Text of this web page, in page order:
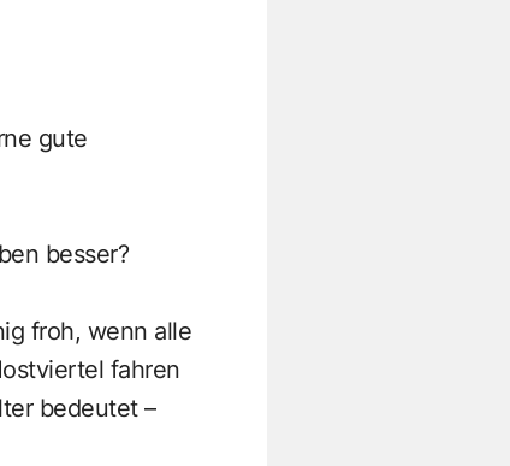
gute
besser?
froh, wenn alle
fahren
bedeutet –